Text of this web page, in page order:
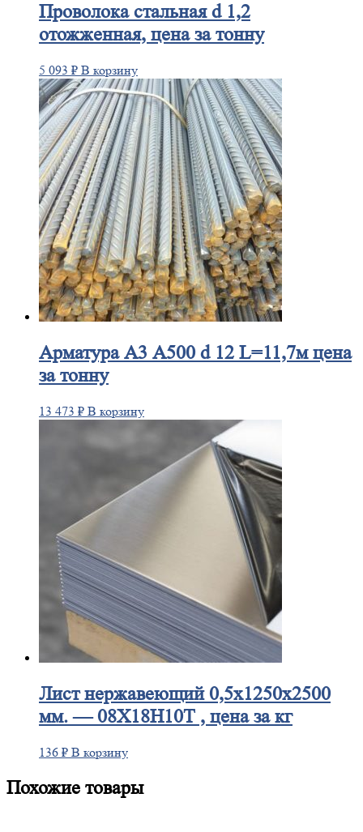
Проволокастальная d 1,2
отожженная, цена за тонну
5 093 ₽ В корзину
АрматураА3 А500 d 12 L=11,7м цена
за тонну
13 473 ₽ В корзину
Листнержавеющий 0,5x1250x2500
мм. — 08Х18Н10Т , цена за кг
136 ₽ В корзину
Похожие товары